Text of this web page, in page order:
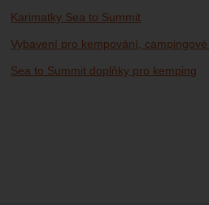
Karimatky Sea to Summit
Vybavení pro kempování,
Sea to Summit doplňky pro kemping